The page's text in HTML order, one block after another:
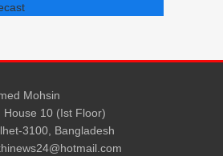
Mohsin
House 10 (Ist Floor)
3100, Bangladesh